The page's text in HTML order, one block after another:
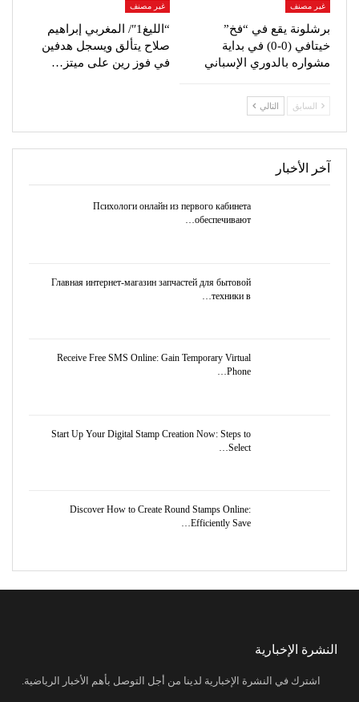
غير مصنف
برشلونة يقع في “فخ”
خيتافي (0-0) في بداية
مشواره بالدوري الإسباني
غير مصنف
“الليغ1″/ المغربي إبراهيم
صلاح يتألق ويسجل هدفين
في فوز رين على ميتز…
السابق التالي
آخر الأخبار
Психологи онлайн из первого кабинета
обеспечивают…
Главная интернет-магазин запчастей для бытовой
техники в…
Receive Free SMS Online: Gain Temporary Virtual
Phone…
Start Up Your Digital Stamp Creation Now: Steps to
Select…
Discover How to Create Round Stamps Online:
Efficiently Save…
النشرة الإخبارية
اشترك في النشرة الإخبارية لدينا من أجل التوصل بأهم الأخبار الرياضية.